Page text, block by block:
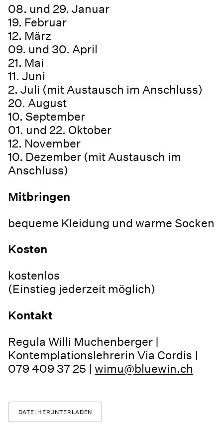
08. und 29. Januar
19. Februar
12. März
09. und 30. April
21. Mai
11. Juni
2. Juli (mit Austausch im Anschluss)
20. August
10. September
01. und 22. Oktober
12. November
10. Dezember (mit Austausch im
Anschluss)
Mitbringen
bequeme Kleidung und warme Socken
Kosten
kostenlos
(Einstieg jederzeit möglich)
Kontakt
Regula Willi Muchenberger |
Kontemplationslehrerin Via Cordis |
079 409 37 25 |wimu@bluewin.ch
DATEI HERUNTERLADEN